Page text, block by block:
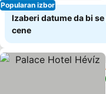
Popularan izbor
Izaberi datume da bi
cene